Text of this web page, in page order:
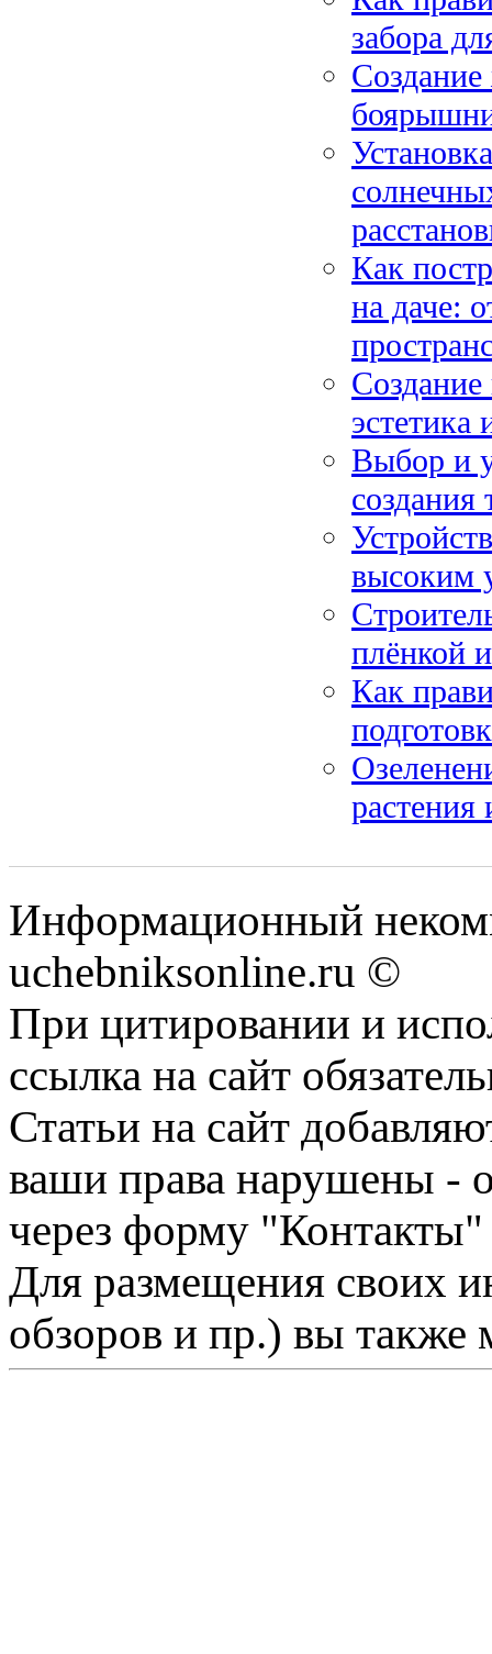
забора
Как
на даче:
Создание
Выбор и
создания
высоким
плёнкой
Как
Информационный
uchebniksonline.ru ©
При цитировании и
ссылка на сайт
Статьи на сайт
ваши права нарушены -
через форму "Контакты"
Для размещения своих
обзоров и пр.) вы также